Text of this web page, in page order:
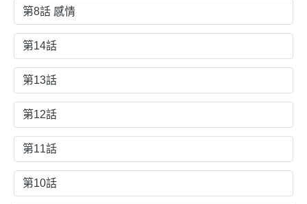
第8話 感情
第14話
第13話
第12話
第11話
第10話